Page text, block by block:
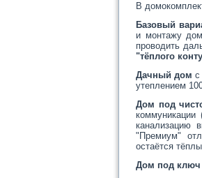
В
Базовый
и монтажу
проводить
"тёплого
Дачный дом с
утеплением
Дом под
канализацию
"Премиум"
остаётся
Дом под ключ